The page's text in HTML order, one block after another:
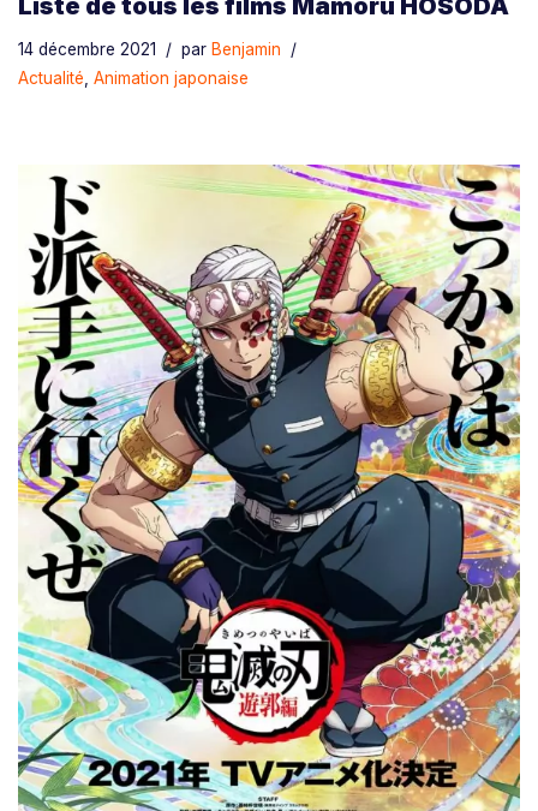
Liste de tous les films Mamoru HOSODA
14 décembre 2021 par Benjamin
Actualité, Animation japonaise